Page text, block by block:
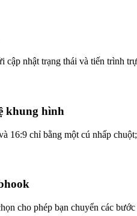
cập nhật trạng thái và tiến trình
khung hình
16:9 chỉ bằng một cú nhấp
cho phép bạn chuyển các